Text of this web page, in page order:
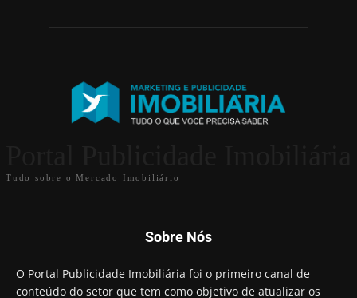
Tudo sobre o Mercado Imobiliário
Sobre Nós
O Portal Publicidade Imobiliária foi o primeiro canal de
conteúdo do setor que tem como objetivo de atualizar os